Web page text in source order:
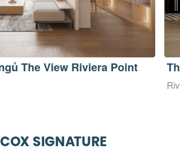
86m2
SIGNATURE